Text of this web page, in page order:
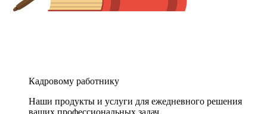
Кадровому работнику
Наши продукты и услуги для ежедневного решения
ваших профессиональных задач.